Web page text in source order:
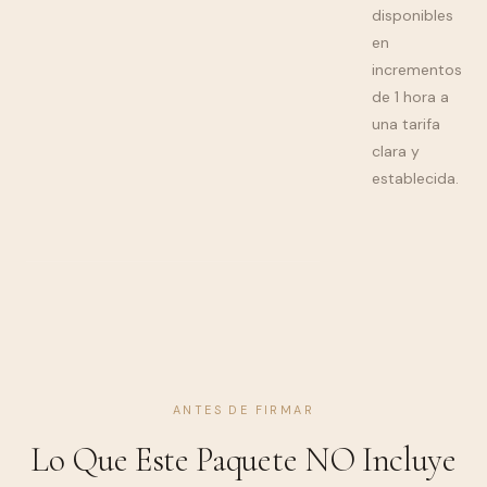
disponibles
en
incrementos
de 1 hora a
una tarifa
clara y
establecida.
ANTES DE FIRMAR
Lo Que Este Paquete NO Incluye